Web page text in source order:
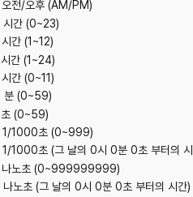
오전/오후 (AM/PM)
시간 (0~23)
시간 (1~12)
시간 (1~24)
시간 (0~11)
분 (0~59)
초 (0~59)
1/1000초 (0~999)
1/1000초 (그 날의 0시 0분 0초 부터의
나노초 (0~999999999)
나노초 (그 날의 0시 0분 0초 부터의 시간)